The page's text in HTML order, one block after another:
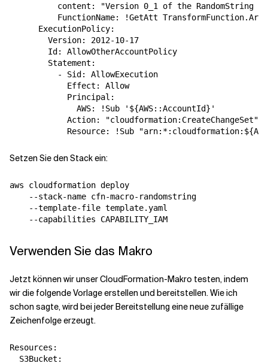
content: "Version 0_1 of the RandomString
          FunctionName: !GetAtt TransformFunction.Arn
      ExecutionPolicy:
        Version: 2012-10-17
        Id: AllowOtherAccountPolicy
        Statement:
          - Sid: AllowExecution
            Effect: Allow
            Principal:
              AWS: !Sub '${AWS::AccountId}'
            Action: "cloudformation:CreateChangeSet"
Setzen Sie den Stack ein:
aws cloudformation deploy
    --stack-name cfn-macro-randomstring
    --template-file template.yaml
Verwenden Sie das Makro
Jetzt können wir unser CloudFormation-Makro testen, indem
wir die folgende Vorlage erstellen und bereitstellen. Wie ich
schon sagte, wird bei jeder Bereitstellung eine neue zufällige
Zeichenfolge erzeugt.
Resources:
  S3Bucket: